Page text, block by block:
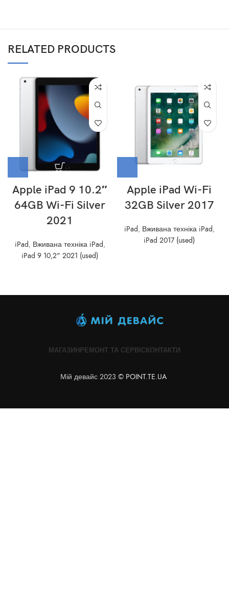
RELATED PRODUCTS
Apple iPad 9 10.2″
64GB Wi-Fi Silver
2021
iPad, Вживана техніка iPad,
iPad 9 10,2" 2021 (used)
Apple iPad Wi-Fi
32GB Silver 2017
iPad, Вживана техніка iPad,
iPad 2017 (used)
МАГАЗИНРЕМОНТ ТА СЕРВІСКОНТАКТИ
Мій девайс 2023 © POINT.TE.UA